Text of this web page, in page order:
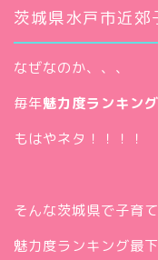
茨城県水戸市近郊
なぜなのか、、、
毎年魅力度ランキン
もはやネタ！！！！
そんな茨城県で子育
魅力度ランキング最